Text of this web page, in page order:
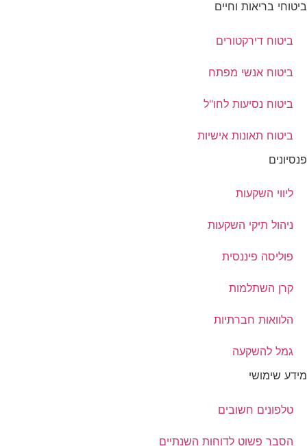
ביטוחי בריאות וחיים
ביטוח דירקטורים
ביטוח אנשי מפתח
ביטוח נסיעות לחו"ל
ביטוח תאונות אישיות
פנסיונים
ליווי השקעות
ניהול תיקי השקעות
פוליסה פיננסית
קרן השתלמות
הלוואות חברתיות
גמל להשקעה
מידע שימושי
טלפונים חשובים
הסבר פשוט לדוחות השנתיים